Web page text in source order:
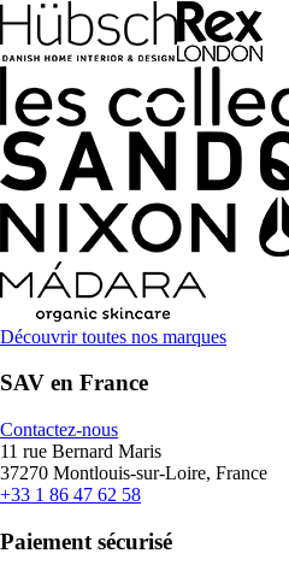
Découvrir toutes nos marques
SAV en France
Contactez-nous
11 rue Bernard Maris
37270 Montlouis-sur-Loire, France
+33 1 86 47 62 58
Paiement sécurisé